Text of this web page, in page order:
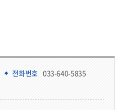
전화번호 033-640-5835